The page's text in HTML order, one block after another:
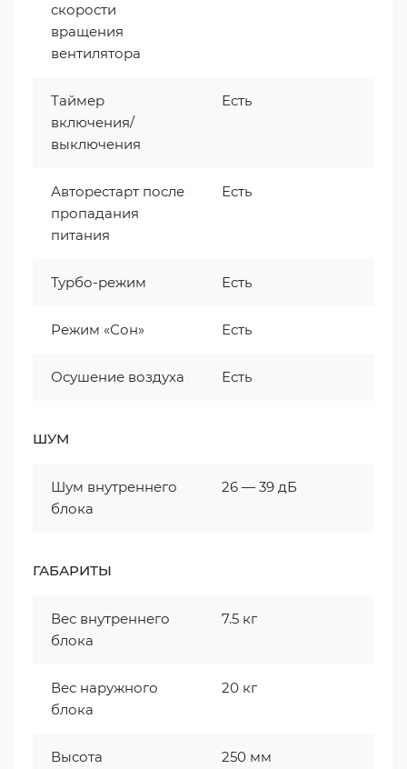
скорости
вращения
вентилятора
Таймер
включения/
выключения
Есть
Авторестарт после
пропадания
питания
Есть
Турбо-режим Есть
Режим «Сон» Есть
Осушение воздуха Есть
ШУМ
Шум внутреннего
блока
26 — 39 дБ
ГАБАРИТЫ
Вес внутреннего
блока
7.5 кг
Вес наружного
блока
20 кг
Высота
250 мм